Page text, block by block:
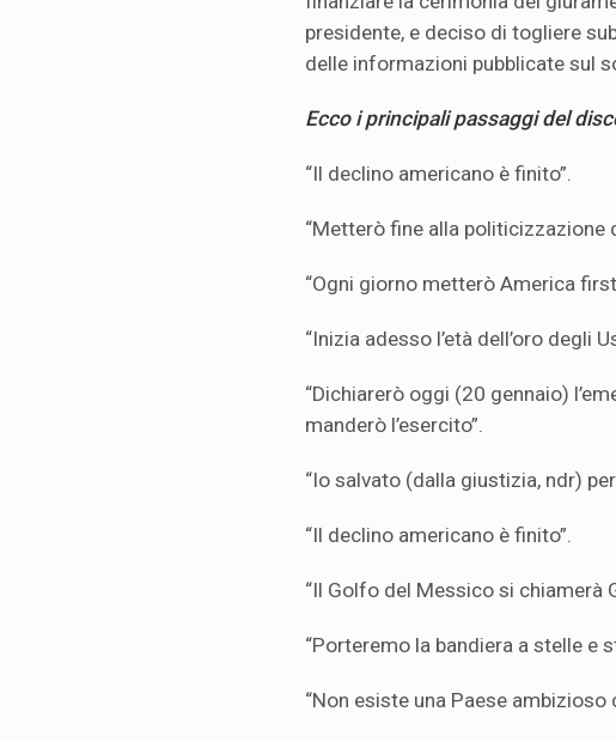
presidente, e deciso di togliere
delle informazioni pubblicate sul
Ecco i principali passaggi del
“Il declino americano è finito”.
“Metterò fine alla politicizzazione
“Ogni giorno metterò America
“Inizia adesso l’età dell’oro degli
“Dichiarerò oggi (20 gennaio)
manderò l’esercito”.
“Io salvato (dalla giustizia, ndr)
“Il declino americano è finito”.
“Il Golfo del Messico si chiamerà
“Porteremo la bandiera a stelle e
“Non esiste una Paese ambizioso